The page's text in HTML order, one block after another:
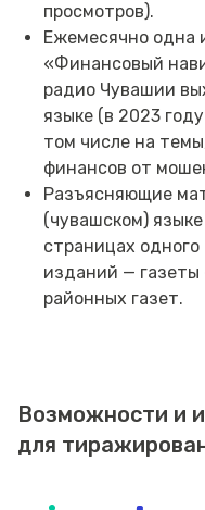
просмотров).
Ежемесячно одна
«Финансовый
радио Чувашии
языке (в 2023
том числе на
финансов от
Разъясняющие
(чувашском)
страницах
изданий —
районных газет.
Возможности и
для